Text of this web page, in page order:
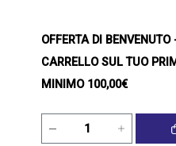
OFFERTA DI BENVENUTO
CARRELLO SUL TUO
MINIMO 100,00€